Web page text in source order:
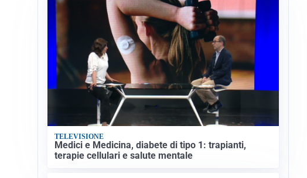
TELEVISIONE
Medici e Medicina, diabete di tipo 1: trapianti,
terapie cellulari e salute mentale